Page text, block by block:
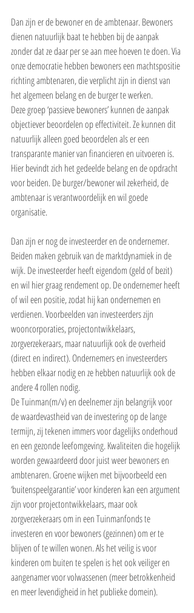
Dan zijn er de bewoner en de ambtenaar. Bewoners
dienen natuurlijk baat te hebben bij de aanpak
zonder dat ze daar per se aan mee hoeven te doen. Via
onze democratie hebben bewoners een machtspositie
richting ambtenaren, die verplicht zijn in dienst van
het algemeen belang en de burger te werken.
Deze groep ‘passieve bewoners’ kunnen de aanpak
objectiever beoordelen op effectiviteit. Ze kunnen dit
natuurlijk alleen goed beoordelen als er een
transparante manier van financieren en uitvoeren is.
Hier bevindt zich het gedeelde belang en de opdracht
voor beiden. De burger/bewoner wil zekerheid, de
ambtenaar is verantwoordelijk en wil goede
organisatie.
Dan zijn er nog de investeerder en de ondernemer.
Beiden maken gebruik van de marktdynamiek in de
wijk. De investeerder heeft eigendom (geld of bezit)
en wil hier graag rendement op. De ondernemer heeft
of wil een positie, zodat hij kan ondernemen en
verdienen. Voorbeelden van investeerders zijn
wooncorporaties, projectontwikkelaars,
zorgverzekeraars, maar natuurlijk ook de overheid
(direct en indirect). Ondernemers en investeerders
hebben elkaar nodig en ze hebben natuurlijk ook de
andere 4 rollen nodig.
De Tuinman(m/v) en deelnemer zijn belangrijk voor
de waardevastheid van de investering op de lange
termijn, zij tekenen immers voor dagelijks onderhoud
en een gezonde leefomgeving. Kwaliteiten die hogelijk
worden gewaardeerd door juist weer bewoners en
ambtenaren. Groene wijken met bijvoorbeeld een
‘buitenspeelgarantie’ voor kinderen kan een argument
zijn voor projectontwikkelaars, maar ook
zorgverzekeraars om in een Tuinmanfonds te
investeren en voor bewoners (gezinnen) om er te
blijven of te willen wonen. Als het veilig is voor
kinderen om buiten te spelen is het ook veiliger en
aangenamer voor volwassenen (meer betrokkenheid
en meer levendigheid in het publieke domein).